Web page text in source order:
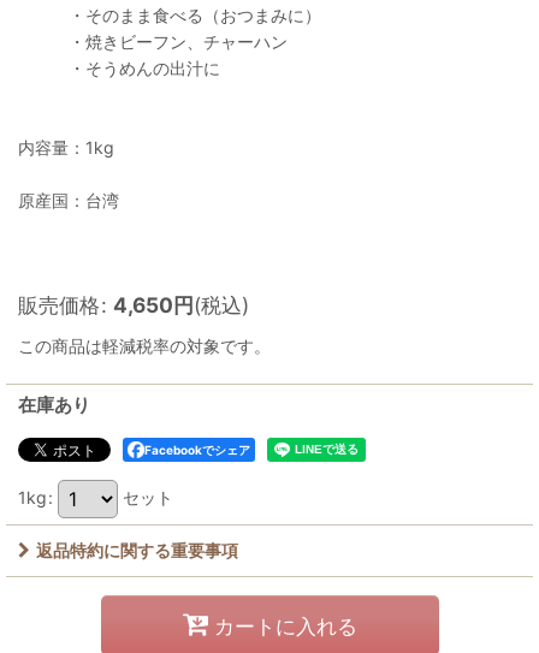
・そのまま食べる（おつまみに）
・焼きビーフン、チャーハン
・そうめんの出汁に
内容量：1kg
原産国：台湾
販売価格: 4,650円(税込)
この商品は軽減税率の対象です。
在庫あり
Facebookでシェア
1kg: セット
返品特約に関する重要事項
カートに入れる